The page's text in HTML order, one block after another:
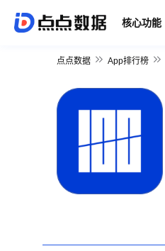
核心功能
点点数据 App排行榜